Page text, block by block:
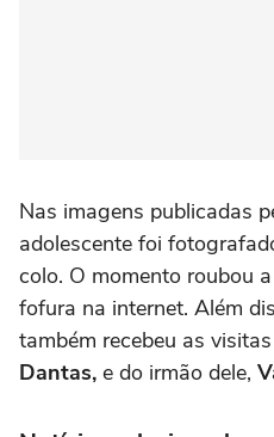
Nas imagens publicadas
adolescente foi
colo. O momento roubou
fofura na internet. Além
também recebeu as
Dantas, e do irmão dele,